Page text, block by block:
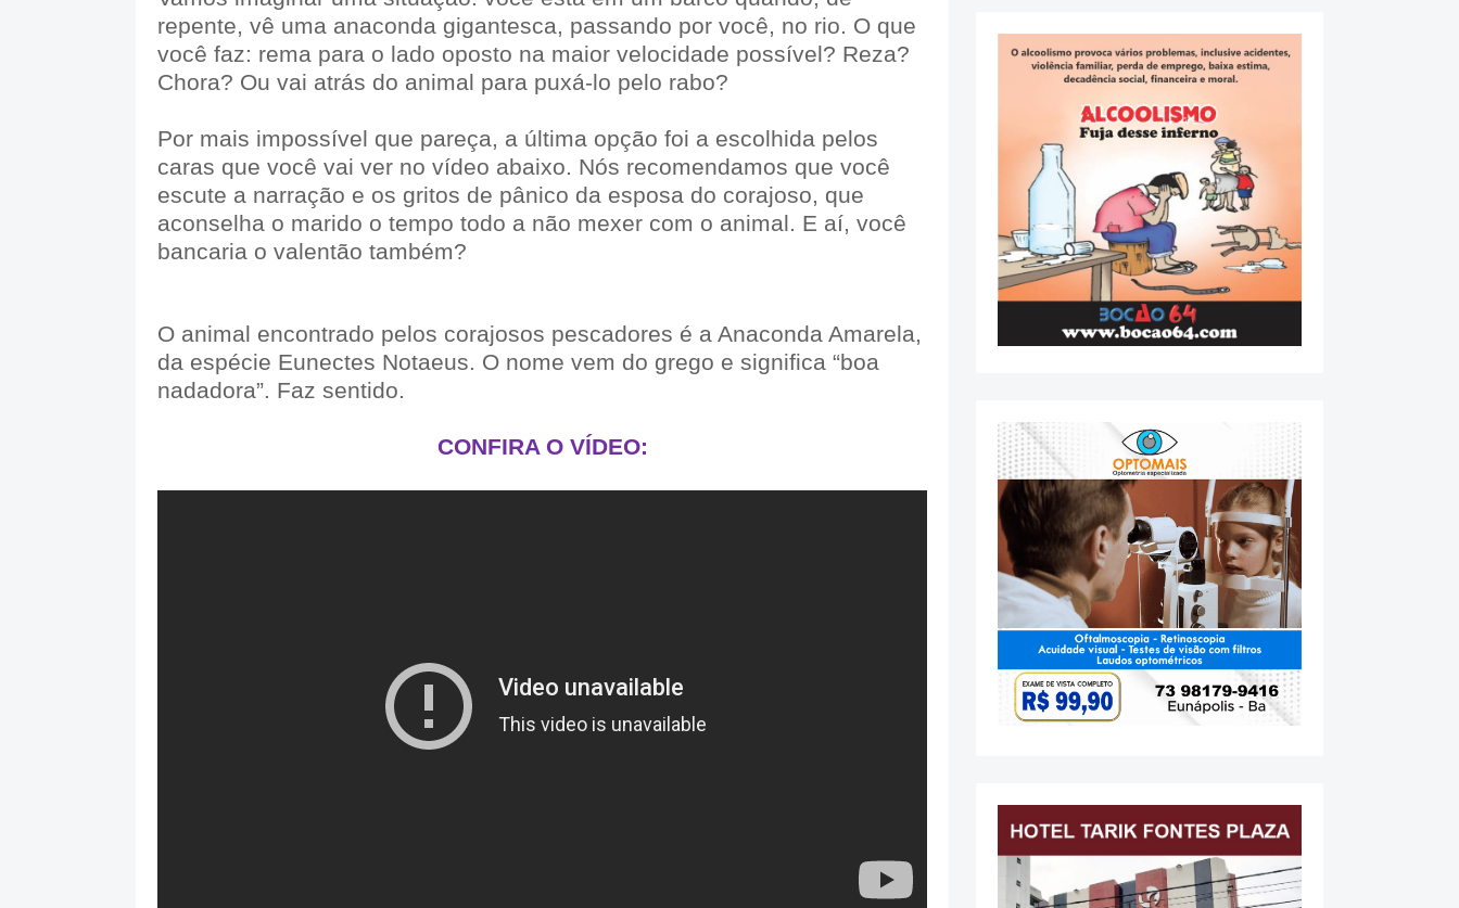
repente, vê uma anaconda gigantesca, passando por você, no rio. O que
você faz: rema para o lado oposto na maior velocidade possível? Reza?
Chora? Ou vai atrás do animal para puxá-lo pelo rabo?
Por mais impossível que pareça, a última opção foi a escolhida pelos
caras que você vai ver no vídeo abaixo. Nós recomendamos que você
escute a narração e os gritos de pânico da esposa do corajoso, que
aconselha o marido o tempo todo a não mexer com o animal. E aí, você
bancaria o valentão também?
O animal encontrado pelos corajosos pescadores é a Anaconda Amarela,
da espécie Eunectes Notaeus. O nome vem do grego e significa “boa
nadadora”. Faz sentido.
CONFIRA O VÍDEO: